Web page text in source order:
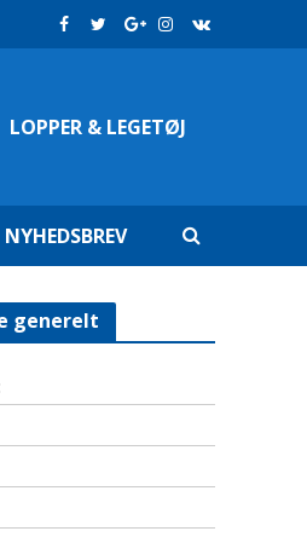
LOPPER & LEGETØJ
generelt